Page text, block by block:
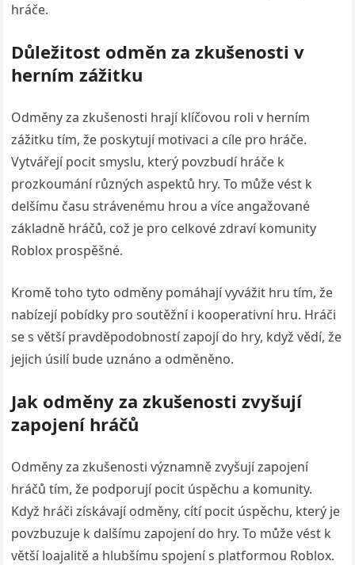
hráče.
Důležitost odměn za zkušenosti v
herním zážitku
Odměny za zkušenosti hrají klíčovou roli v herním
zážitku tím, že poskytují motivaci a cíle pro hráče.
Vytvářejí pocit smyslu, který povzbudí hráče k
prozkoumání různých aspektů hry. To může vést k
delšímu času strávenému hrou a více angažované
základně hráčů, což je pro celkové zdraví komunity
Roblox prospěšné.
Kromě toho tyto odměny pomáhají vyvážit hru tím, že
nabízejí pobídky pro soutěžní i kooperativní hru. Hráči
se s větší pravděpodobností zapojí do hry, když vědí, že
jejich úsilí bude uznáno a odměněno.
Jak odměny za zkušenosti zvyšují
zapojení hráčů
Odměny za zkušenosti významně zvyšují zapojení
hráčů tím, že podporují pocit úspěchu a komunity.
Když hráči získávají odměny, cítí pocit úspěchu, který je
povzbuzuje k dalšímu zapojení do hry. To může vést k
větší loajalitě a hlubšímu spojení s platformou Roblox.